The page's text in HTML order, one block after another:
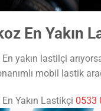
En Yakın
En yakın lastilçi
mobil lastik
Yakın Lastikçi 0533